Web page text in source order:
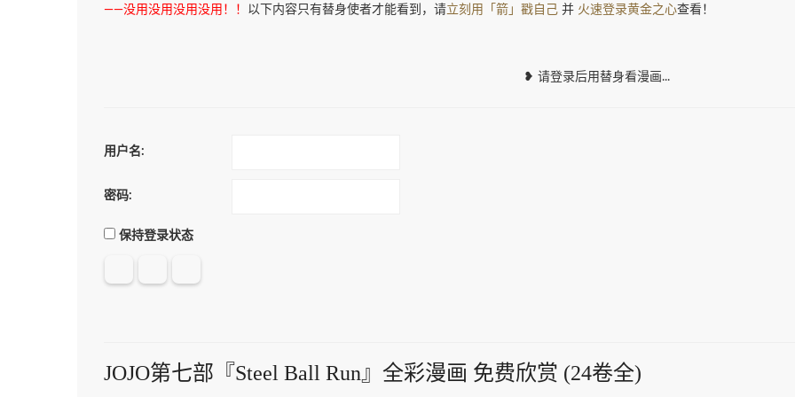
——没用没用没用没用！！ 以下内容只有替身使者才能看到，请立刻用「箭」戳自己 并 火速登录黄金之心查看！
❥ 请登录后用替身看漫画...
用户名:
密码:
保持登录状态
JOJO第七部『Steel Ball Run』全彩漫画 免费欣赏 (24卷全)